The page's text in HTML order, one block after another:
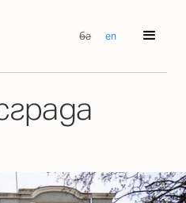
бг en